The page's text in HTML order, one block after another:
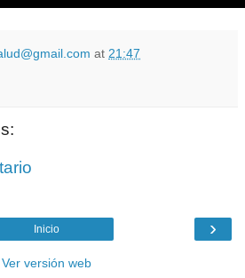
at 21:47
›
Inicio
Ver versión web